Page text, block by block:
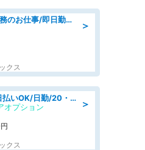
＞
経理/病院での経理事務のお仕事/即日勤務可/車通勤可/経理/一般事務
クス
＞
検品・検査/高収入/日払いOK/日勤/20・30・40代活躍中/製造 工場
オプション
クス